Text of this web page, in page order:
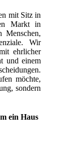
mit Sitz in
Markt in
Menschen,
Wir
ehrlicher
und einem
möchte,
sondern
ein Haus